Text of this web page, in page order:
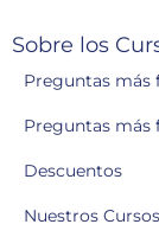
Sobre los
Preguntas más
Preguntas más
Descuentos
Nuestros Cursos